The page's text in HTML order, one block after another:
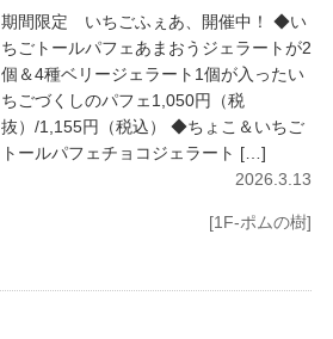
期間限定 いちごふぇあ、開催中！ ◆い
ちごトールパフェあまおうジェラートが2
個＆4種ベリージェラート1個が入ったい
ちごづくしのパフェ1,050円（税
抜）/1,155円（税込） ◆ちょこ＆いちご
トールパフェチョコジェラート […]
2026.3.13
[1F-ポムの樹]